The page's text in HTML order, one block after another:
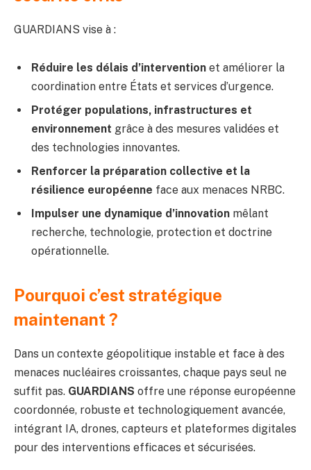
GUARDIANS vise à :
Réduire les délais d’intervention et améliorer la
coordination entre États et services d’urgence.
Protéger populations, infrastructures et
environnement grâce à des mesures validées et
des technologies innovantes.
Renforcer la préparation collective et la
résilience européenne face aux menaces NRBC.
Impulser une dynamique d’innovation mêlant
recherche, technologie, protection et doctrine
opérationnelle.
Pourquoi c’est stratégique
maintenant ?
Dans un contexte géopolitique instable et face à des
menaces nucléaires croissantes, chaque pays seul ne
suffit pas. GUARDIANS offre une réponse européenne
coordonnée, robuste et technologiquement avancée,
intégrant IA, drones, capteurs et plateformes digitales
pour des interventions efficaces et sécurisées.